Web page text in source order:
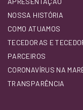
NOSSA HISTÓRIA
COMO ATUAMOS
TECEDORAS E
PARCEIROS
CORONAVÍRUS NA
TRANSPARÊNCIA